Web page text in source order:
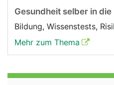
Gesundheit selber in
Bildung, Wissenstests,
Mehr zum Thema